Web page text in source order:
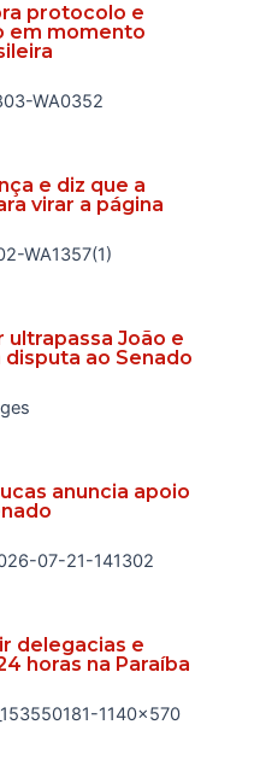
protocolo e
em momento
e diz que a
virar a página
ultrapassa João e
disputa ao Senado
anuncia apoio
delegacias e
horas na Paraíba